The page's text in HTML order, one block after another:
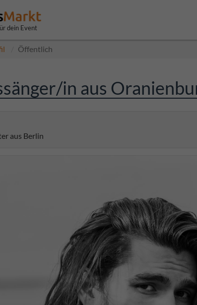
dein Event
Öffentlich
in aus
aus Berlin